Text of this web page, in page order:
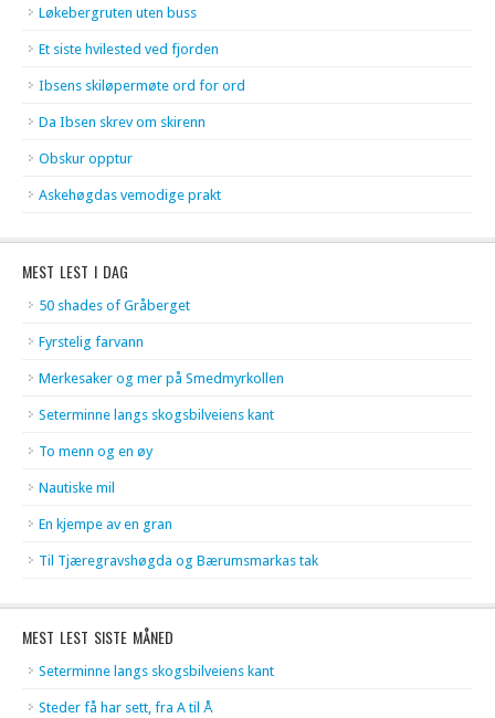
Løkebergruten uten buss
Et siste hvilested ved fjorden
Ibsens skiløpermøte ord for ord
Da Ibsen skrev om skirenn
Obskur opptur
Askehøgdas vemodige prakt
MEST LEST I DAG
50 shades of Gråberget
Fyrstelig farvann
Merkesaker og mer på Smedmyrkollen
Seterminne langs skogsbilveiens kant
To menn og en øy
Nautiske mil
En kjempe av en gran
Til Tjæregravshøgda og Bærumsmarkas tak
MEST LEST SISTE MÅNED
Seterminne langs skogsbilveiens kant
Steder få har sett, fra A til Å